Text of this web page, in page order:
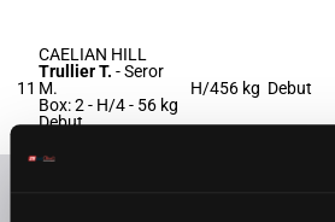
11
CAELIAN HILL
Trullier T. -Seror
M.
Box: 2 - H/4 - 56 kg
Debut
H/456 kg Debut